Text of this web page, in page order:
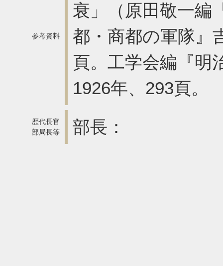
参考資料
衰」（原田敬一
都・商都の軍隊』
頁。工学会編『
1926年、293頁。
歴代長官
部局長等
部長：